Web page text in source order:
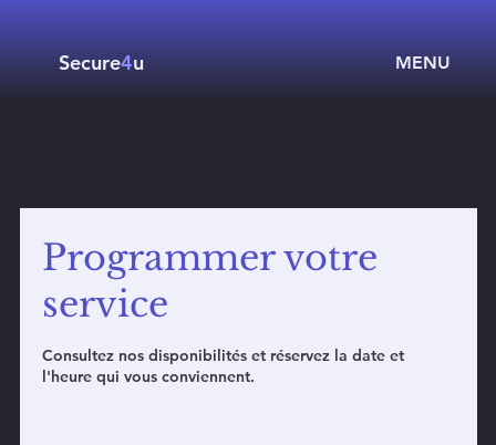
Secure4u MENU
Programmer votre
service
Consultez nos disponibilités et réservez la date et
l'heure qui vous conviennent.